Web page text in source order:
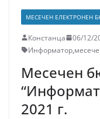
МЕСЕЧЕН ЕЛЕКТРОНЕН
Констанца 06/12/
Информатор,
Месечен
2021 г.